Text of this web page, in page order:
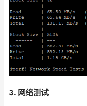
3. 网络测试